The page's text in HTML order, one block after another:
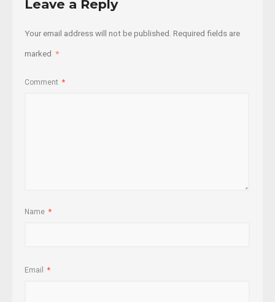
Leave a Reply
Your email address will not be published. Required fields are
marked *
Comment *
Name *
Email *